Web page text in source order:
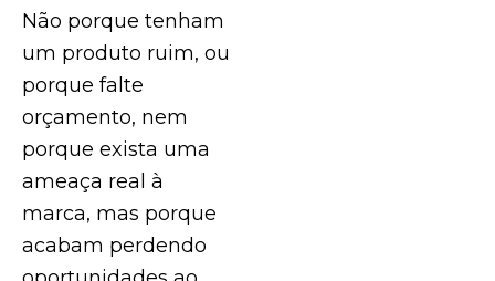
Não porque tenham
um produto ruim, ou
porque falte
orçamento, nem
porque exista uma
ameaça real à
marca, mas porque
acabam perdendo